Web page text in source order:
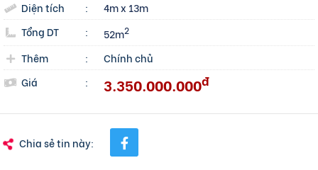
Diện tích
:
4m x 13m
Tổng DT
: 52m2
Thêm :
Chính chủ
Giá
: 3.350.000.000đ
Chia sẻ tin này: